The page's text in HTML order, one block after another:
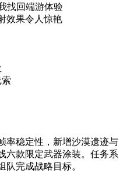
找回端游体验
效果令人惊艳
率稳定性，新增沙漠遗迹与
六款限定武器涂装。任务系
完成战略目标。